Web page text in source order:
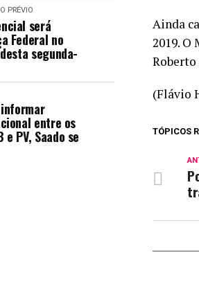
PRÉVIO
será
Federal no
segunda-
entre os
PV, Saado se
Ainda
2019.
Roberto
(Flávio
TÓPICOS